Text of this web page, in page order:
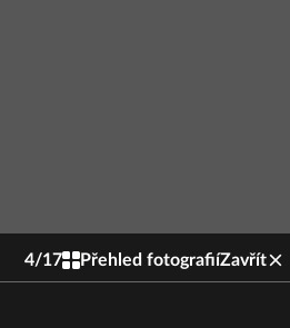
4/17 Přehled fotografiíZavřít